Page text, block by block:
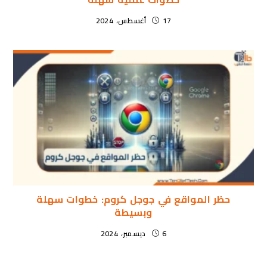
17 أغسطس، 2024
حظر المواقع في جوجل كروم: خطوات سهلة
وبسيطة
6 ديسمبر، 2024